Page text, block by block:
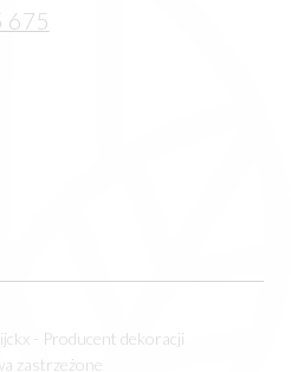
675
- Producent dekoracji
zastrzeżone